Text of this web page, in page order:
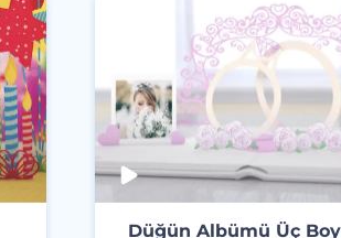
Düğün Albümü Üç